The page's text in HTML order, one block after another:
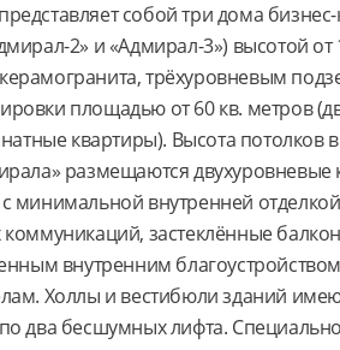
собой три дома бизнес-
2» и «Адмирал-3») высотой от
трёхуровневым
площадью от 60 кв. метров
квартиры). Высота потолков
размещаются двухуровневые
минимальной внутренней
застеклённые
внутренним
Холлы и вестибюли зданий
два бесшумных лифта.